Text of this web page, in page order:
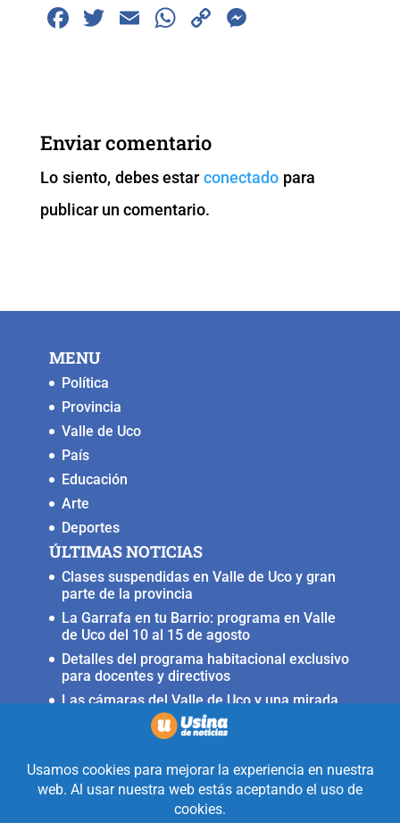
F
b
o
o
k
T
E
W
A
p
p
C
k
er
Enviar comentario
Lo siento, debes estarconectado para
publicar un comentario.
MENU
Política
Provincia
Valle de Uco
País
Educación
Arte
Deportes
ÚLTIMAS NOTICIAS
Clases suspendidas en Valle de Uco y gran
parte de la provincia
La Garrafa en tu Barrio: programa en Valle
de Uco del 10 al 15 de agosto
Detalles del programa habitacional exclusivo
para docentes y directivos
Las cámaras del Valle de Uco y una mirada
crítica sobre la crisis con Brasil
Irrigación prorrogó la restricción para
Realizado con la mirada equidistante de
alguien a quién solo le interesa
informar que ocurre en Valle de Uco.